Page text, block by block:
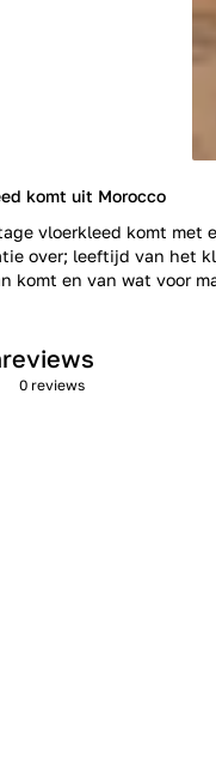
komt uit Morocco
vloerkleed komt met
over; leeftijd van het
komt en van wat voor
0 reviews